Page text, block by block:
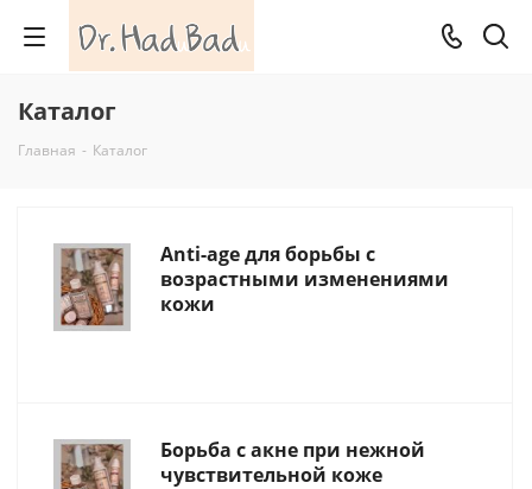
Каталог
Главная - Каталог
Anti-age для борьбы с
возрастными изменениями
кожи
Борьба с акне при нежной
чувствительной коже